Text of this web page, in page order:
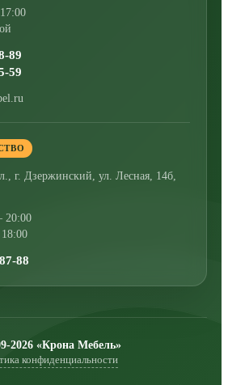
89
59
г. Дзержинский, ул. Лесная, 14б,
20:00
88
2026 «Крона Мебель»
конфиденциальности